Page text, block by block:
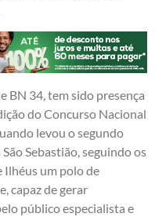
BN 34, tem sido presença
do Concurso Nacional
levou o segundo
Sebastião, seguindo os
Ilhéus um polo de
capaz de gerar
público especialista e